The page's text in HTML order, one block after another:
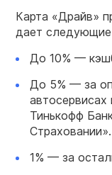
Карта «Драйв»
дает
До 10% —
До 5% — за
Тинькофф
Страховании».
1% — за